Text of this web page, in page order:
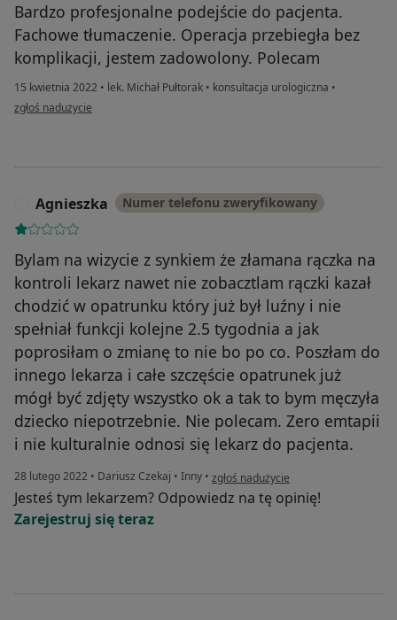
Bardzo profesjonalne podejście do pacjenta.
Fachowe tłumaczenie. Operacja przebiegła bez
komplikacji, jestem zadowolony. Polecam
15 kwietnia 2022 • lek. Michał Pułtorak • konsultacja urologiczna •
w opinii użytkownika Jerzy
zgłoś nadużycie
Agnieszka Numer telefonu zweryfikowany
Bylam na wizycie z synkiem że złamana rączka na
kontroli lekarz nawet nie zobacztlam rączki kazał
chodzić w opatrunku który już był luźny i nie
spełniał funkcji kolejne 2.5 tygodnia a jak
poprosiłam o zmianę to nie bo po co. Poszłam do
innego lekarza i całe szczęście opatrunek już
mógł być zdjęty wszystko ok a tak to bym męczyła
dziecko niepotrzebnie. Nie polecam. Zero emtapii
i nie kulturalnie odnosi się lekarz do pacjenta.
28 lutego 2022 • Dariusz Czekaj • Inny • w opinii użytkownika Agnieszka
zgłoś nadużycie
Jesteś tym lekarzem? Odpowiedz na tę opinię!
Zarejestruj się teraz